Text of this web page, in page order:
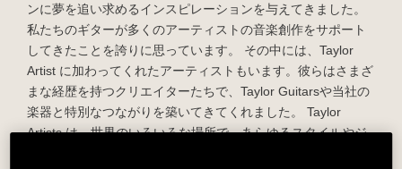
ンに夢を追い求めるインスピレーションを与えてきました。
私たちのギターが多くのアーティストの音楽創作をサポート
してきたことを誇りに思っています。 その中には、Taylor
Artist に加わってくれたアーティストもいます。彼らはさまざ
まな経歴を持つクリエイターたちで、Taylor Guitarsや当社の
楽器と特別なつながりを築いてきてくれました。 Taylor
Artists は、世界のいろいろな場所で、あらゆるスタイルやジ